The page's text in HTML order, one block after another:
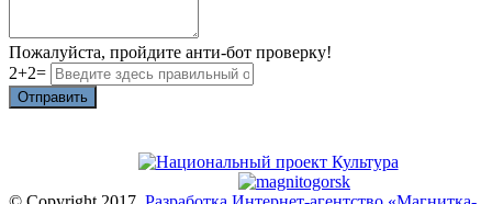
Пожалуйста, пройдите анти-бот проверку!
2+2=
Отправить